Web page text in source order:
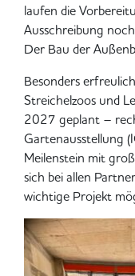
laufen die
Ausschreibung
Der Bau der
Besonders
Streichelzoos und
2027 geplant –
Gartenausstellung
Meilenstein mit
sich bei allen
wichtige Projekt